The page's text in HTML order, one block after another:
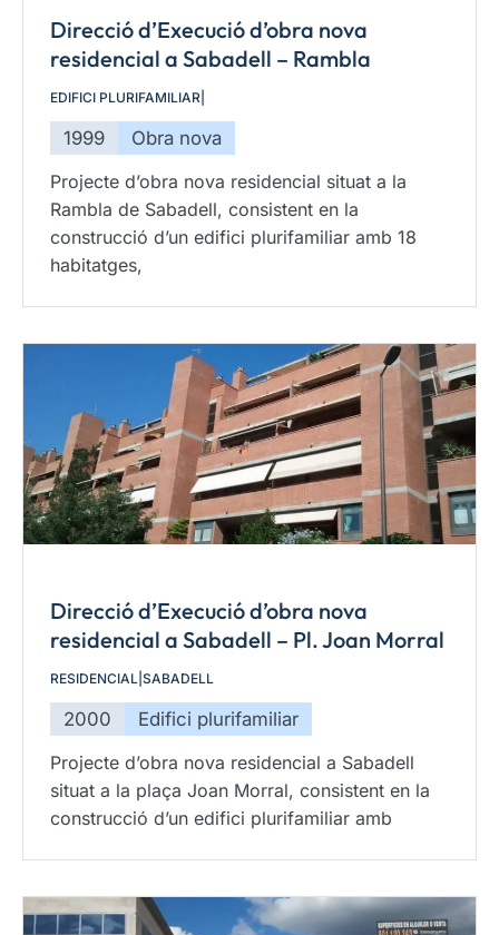
Direcció d’Execució d’obra nova
residencial a Sabadell – Rambla
EDIFICI PLURIFAMILIAR
1999
Obra nova
Projecte d’obra nova residencial situat a la
Rambla de Sabadell, consistent en la
construcció d’un edifici plurifamiliar amb 18
habitatges,
Direcció d’Execució d’obra nova
residencial a Sabadell – Pl. Joan Morral
RESIDENCIAL SABADELL
2000
Edifici plurifamiliar
Projecte d’obra nova residencial a Sabadell
situat a la plaça Joan Morral, consistent en la
construcció d’un edifici plurifamiliar amb